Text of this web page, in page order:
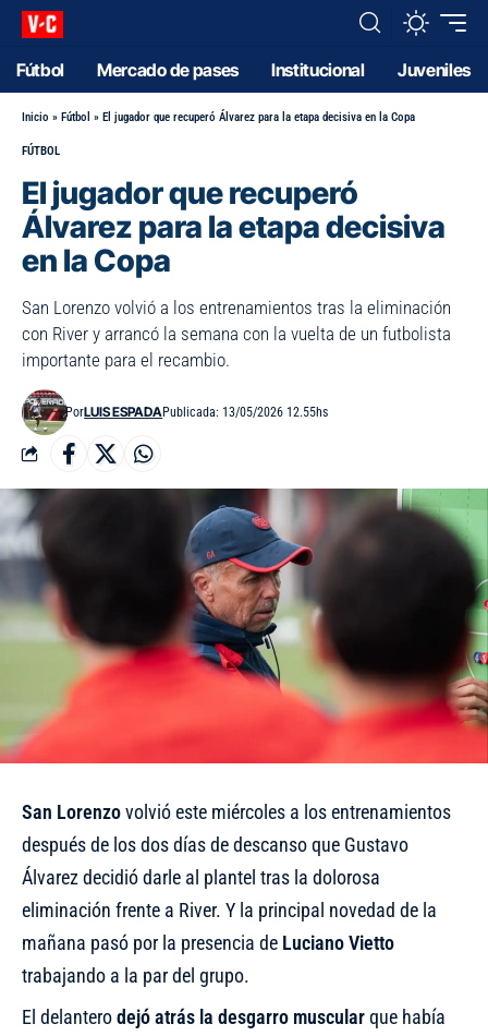
Fútbol Mercado de pases Institucional Juveniles
Inicio » Fútbol » El jugador que recuperó Álvarez para la etapa decisiva en la Copa
FÚTBOL
El jugador que recuperó
Álvarez para la etapa decisiva
en la Copa
San Lorenzo volvió a los entrenamientos tras la eliminación
con River y arrancó la semana con la vuelta de un futbolista
importante para el recambio.
PorLUIS ESPADAPublicada: 13/05/2026 12.55hs
San Lorenzovolvió este miércoles a los entrenamientos
después de los dos días de descanso que Gustavo
Álvarez decidió darle al plantel tras la dolorosa
eliminación frente a River. Y la principal novedad de la
mañana pasó por la presencia de Luciano Vietto
trabajando a la par del grupo.
El delanterodejó atrás la desgarro muscularque había